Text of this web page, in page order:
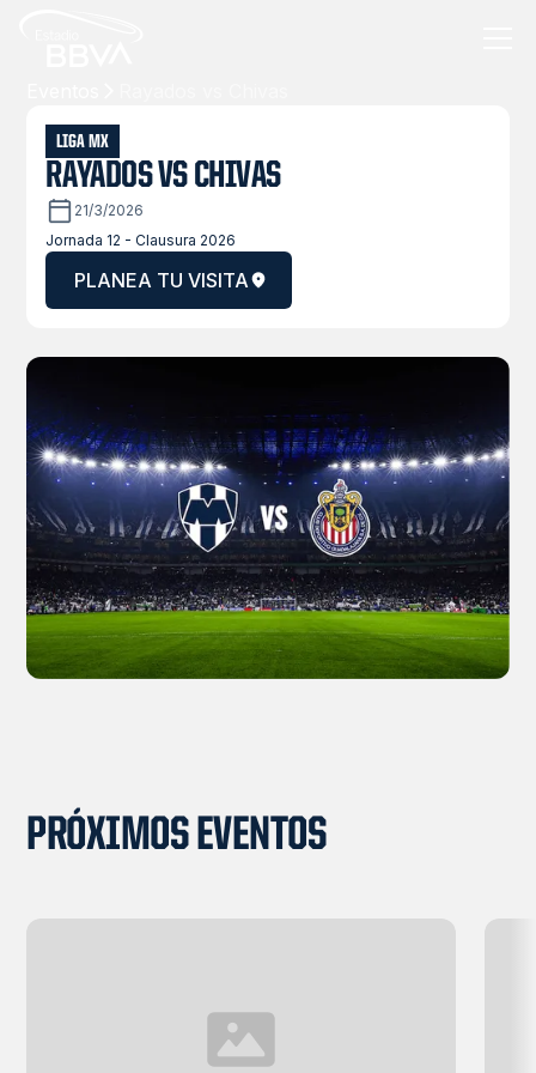
LIGA MX
RAYADOS VS CHIVAS
21/3/2026
Jornada 12 - Clausura 2026
PLANEA TU VISITA
PRÓXIMOS EVENTOS